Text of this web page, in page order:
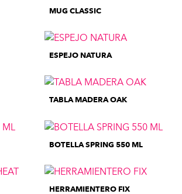
MUG CLASSIC
ESPEJO NATURA
TABLA MADERA OAK
BOTELLA SPRING 550 ML
HERRAMIENTERO FIX